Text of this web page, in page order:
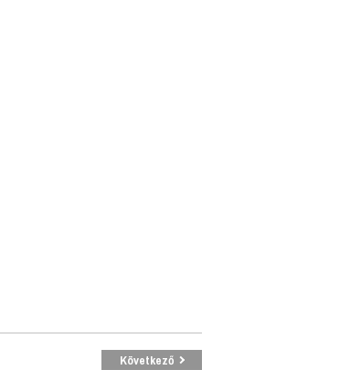
Következő